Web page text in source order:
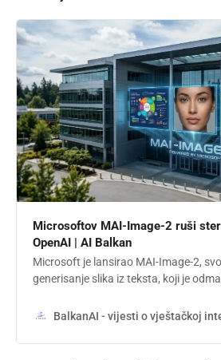
Microsoftov MAI-Image-2 ruši
OpenAI | AI Balkan
Microsoft je lansirao MAI-Image-2,
generisanje slika iz teksta, koji je
BalkanAI - vijesti o vještačkoj